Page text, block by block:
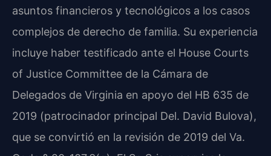
asuntos financieros y tecnológicos a los casos
complejos de derecho de familia. Su experiencia
incluye haber testificado ante el House Courts
of Justice Committee de la Cámara de
Delegados de Virginia en apoyo del HB 635 de
2019 (patrocinador principal Del. David Bulova),
que se convirtió en la revisión de 2019 del Va.